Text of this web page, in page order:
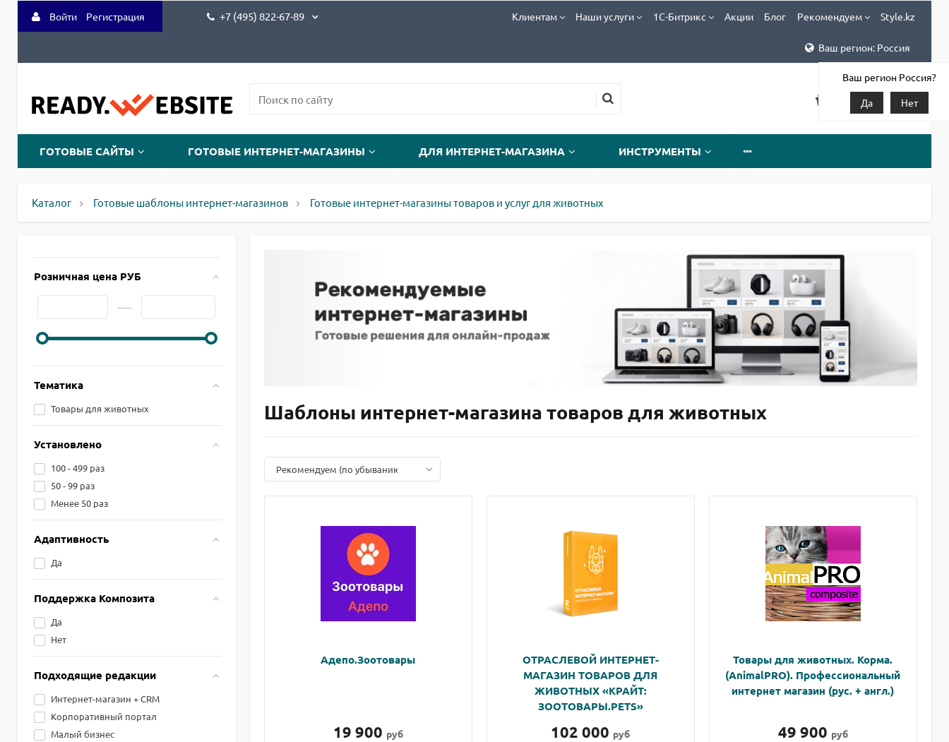
Войти Регистрация +7 (495) 822-67-89 Клиентам Наши услуги 1С-Битрикс Акции Блог Рекомендуем Style.kz
Ваш регион: Россия
Ваш регион Россия?
Да
Нет
ГОТОВЫЕ САЙТЫ ГОТОВЫЕ ИНТЕРНЕТ-МАГАЗИНЫ ДЛЯ ИНТЕРНЕТ-МАГАЗИНА ИНСТРУМЕНТЫ
Каталог Готовые шаблоны интернет-магазинов Готовые интернет-магазины товаров и услуг для животных
Розничная цена РУБ
Тематика
Товары для животных
Установлено
100 - 499 раз
50 - 99 раз
Менее 50 раз
Адаптивность
Да
Поддержка Композита
Да
Нет
Подходящие редакции
Интернет-магазин + CRM
Корпоративный портал
Малый бизнес
Шаблоны интернет-магазина товаров для животных
Рекомендуем (по убыванию)
Адепо.Зоотовары
19 900 руб
ОТРАСЛЕВОЙ ИНТЕРНЕТ-
МАГАЗИН ТОВАРОВ ДЛЯ
ЖИВОТНЫХ «КРАЙТ:
ЗООТОВАРЫ.PETS»
102 000 руб
Товары для животных. Корма.
(AnimalPRO). Профессиональный
интернет магазин (рус. + англ.)
49 900 руб